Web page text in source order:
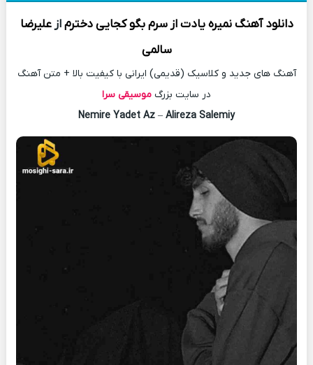
دانلود آهنگ نمیره یادت از سرم بگو کجایی دخترم ازعلیرضا
سالمی
آهنگ های جدید و کلاسیک (قدیمی) ایرانی با کیفیت بالا + متن آهنگ
در سایت بزرگ موسیقی سرا
Nemire Yadet Az – Alireza Salemiy